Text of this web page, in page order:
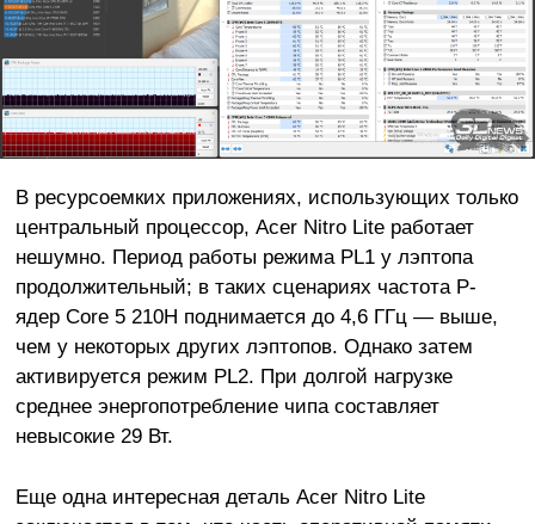
В ресурсоемких приложениях, использующих только
центральный процессор, Acer Nitro Lite работает
нешумно. Период работы режима PL1 у лэптопа
продолжительный; в таких сценариях частота P-
ядер Core 5 210H поднимается до 4,6 ГГц — выше,
чем у некоторых других лэптопов. Однако затем
активируется режим PL2. При долгой нагрузке
среднее энергопотребление чипа составляет
невысокие 29 Вт.
Еще одна интересная деталь Acer Nitro Lite